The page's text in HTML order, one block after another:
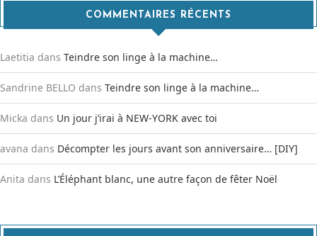
COMMENTAIRES RÉCENTS
Laetitia dans Teindre son linge à la machine…
Sandrine BELLO dans Teindre son linge à la machine…
Micka dans Un jour j’irai à NEW-YORK avec toi
avana dans Décompter les jours avant son anniversaire… [DIY]
Anita dans L’Éléphant blanc, une autre façon de fêter Noël